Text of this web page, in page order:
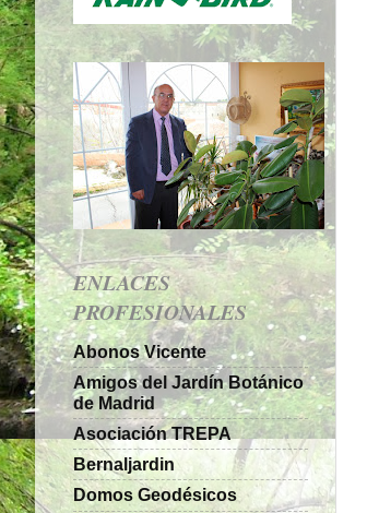
ENLACES
PROFESIONALES
Abonos Vicente
Amigos del Jardín Botánico
de Madrid
Asociación TREPA
Bernaljardin
Domos Geodésicos